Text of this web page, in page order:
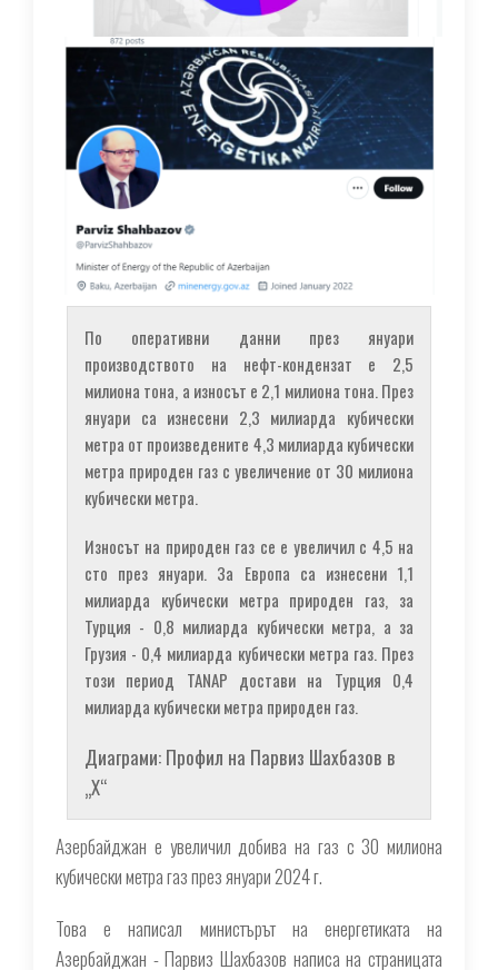
По оперативни данни през януари
производството на нефт-кондензат е 2,5
милиона тона, а износът е 2,1 милиона тона. През
януари са изнесени 2,3 милиарда кубически
метра от произведените 4,3 милиарда кубически
метра природен газ с увеличение от 30 милиона
кубически метра.
Износът на природен газ се е увеличил с 4,5 на
сто през януари. За Европа са изнесени 1,1
милиарда кубически метра природен газ, за
Турция - 0,8 милиарда кубически метра, а за
Грузия - 0,4 милиарда кубически метра газ. През
този период TANAP достави на Турция 0,4
милиарда кубически метра природен газ.
Диаграми: Профил на Парвиз Шахбазов в
„Х“
Азербайджан е увеличил добива на газ с 30 милиона
кубически метра газ през януари 2024 г.
Това е написал министърът на енергетиката на
Азербайджан - Парвиз Шахбазов написа на страницата